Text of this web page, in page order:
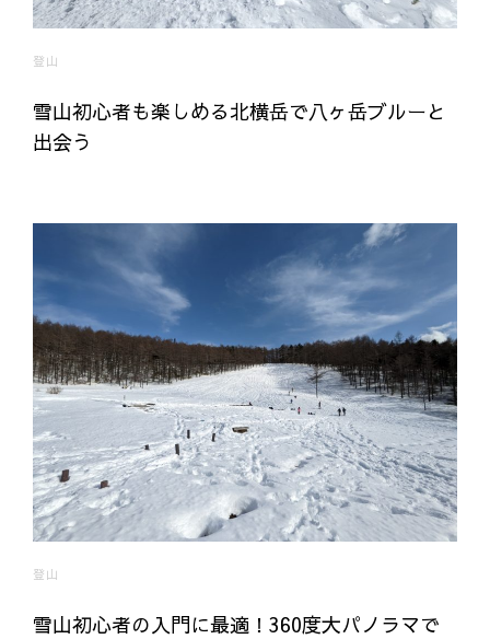
登山
雪山初心者も楽しめる北横岳で八ヶ岳ブルーと
出会う
登山
雪山初心者の入門に最適！360度大パノラマで